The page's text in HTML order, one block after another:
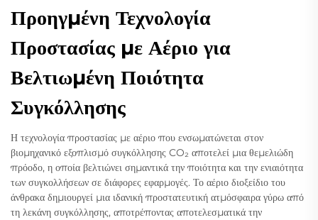
Προηγμένη Τεχνολογία
Προστασίας με Αέριο για
Βελτιωμένη Ποιότητα
Συγκόλλησης
Η τεχνολογία προστασίας με αέριο που ενσωματώνεται στον
βιομηχανικό εξοπλισμό συγκόλλησης CO₂ αποτελεί μια θεμελιώδη
πρόοδο, η οποία βελτιώνει σημαντικά την ποιότητα και την ενιαιότητα
των συγκολλήσεων σε διάφορες εφαρμογές. Το αέριο διοξείδιο του
άνθρακα δημιουργεί μια ιδανική προστατευτική ατμόσφαιρα γύρω από
τη λεκάνη συγκόλλησης, αποτρέποντας αποτελεσματικά την